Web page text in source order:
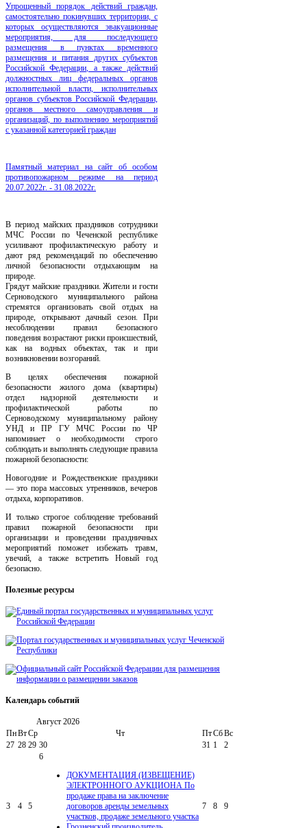
Упрощенный порядок действий граждан,
самостоятельно покинувших территории, с
которых осуществляются эвакуационные
мероприятия, для последующего
размещения в пунктах временного
размещения и питания других субъектов
Российской Федерации, а также действий
должностных лиц федеральных органов
исполнительной власти, исполнительных
органов субъектов Российской Федерации,
органов местного самоуправления и
организаций, по выполнению мероприятий
с указанной категорией граждан
Памятный материал на сайт об особом
противопожарном режиме на период
20.07.2022г. - 31.08.2022г.
В период майских праздников сотрудники
МЧС России по Чеченской республике
усиливают профилактическую работу и
дают ряд рекомендаций по обеспечению
личной безопасности отдыхающим на
природе.
Грядут майские праздники. Жители и гости
Серноводского муниципального района
стремятся организовать свой отдых на
природе, открывают дачный сезон. При
несоблюдении правил безопасного
поведения возрастают риски происшествий,
как на водных объектах, так и при
возникновении возгораний.
В целях обеспечения пожарной
безопасности жилого дома (квартиры)
отдел надзорной деятельности и
профилактической работы по
Серноводскому муниципальному району
УНД и ПР ГУ МЧС России по ЧР
напоминает о необходимости строго
соблюдать и выполнять следующие правила
пожарной безопасности:
Новогодние и Рождественские праздники
— это пора массовых утренников, вечеров
отдыха, корпоративов.
И только строгое соблюдение требований
правил пожарной безопасности при
организации и проведении праздничных
мероприятий поможет избежать травм,
увечий, а также встретить Новый год
безопасно.
Полезные ресурсы
Календарь событий
Август 2026
ПнВтСр Чт ПтСбВс
27 28 29 30 31 1 2
3 4 5
6
ДОКУМЕНТАЦИЯ (ИЗВЕЩЕНИЕ)
ЭЛЕКТРОННОГО АУКЦИОНА По
продаже права на заключение
договоров аренды земельных
участков, продаже земельного участка
7 8 9